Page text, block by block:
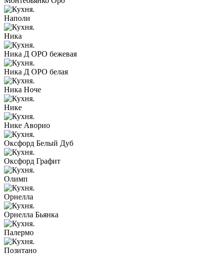
Наполи
Ника
Ника Д ОРО бежевая
Ника Д ОРО белая
Ника Ноче
Нике
Нике Аворио
Оксфорд Белый Дуб
Оксфорд Графит
Олимп
Орнелла
Орнелла Бьянка
Палермо
Позитано